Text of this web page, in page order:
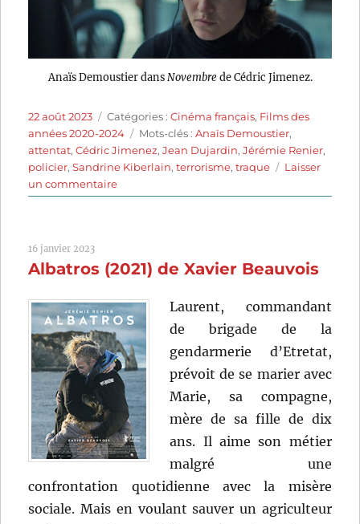
Anaïs Demoustier dans Novembrede Cédric Jimenez.
Publié
le
22 août 2023 Catégories
Catégories :Cinéma français, Films des
années 2020-2024
Étiquettes
Mots-clés :Anaïs Demoustier,
attentat,Cédric Jimenez,Jean Dujardin,Jérémie Renier,
policier,Sandrine Kiberlain,terrorisme,traque
Laisser
un commentairesur
Novembre
Jimenez
16 janvier 2023
Albatros (2021) de Xavier Beauvois
Laurent, commandant
de brigade de la
gendarmerie d’Etretat,
prévoit de se marier avec
Marie, sa compagne,
mère de sa fille de dix
ans. Il aime son métier
malgré une
confrontation quotidienne avec la misère
sociale. Mais en voulant sauver un agriculteur